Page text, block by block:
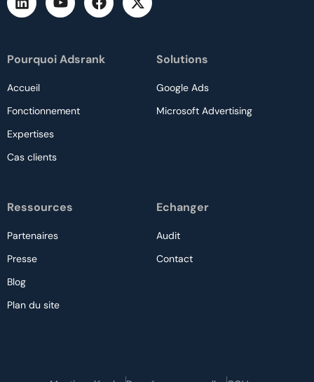
Pourquoi Adsrank
Accueil
Fonctionnement
Expertises
Cas clients
Solutions
Google Ads
Microsoft Advertising
Ressources
Partenaires
Presse
Blog
Plan du site
Echanger
Audit
Contact